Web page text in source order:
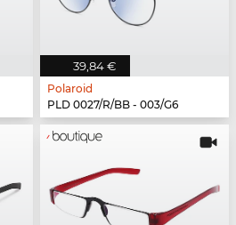
39,84 €
Polaroid
PLD 0027/R/BB - 003/G6